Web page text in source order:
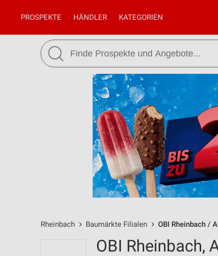
PROSPEKTE HÄNDLER KATEGORIEN
Rheinbach Baumärkte Filialen OBI Rheinbach /
OBI Rheinbach,